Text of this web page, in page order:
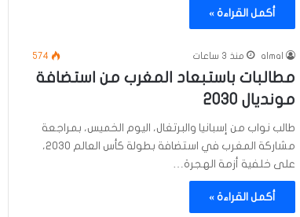
أكمل القراءة »
almal منذ 3 ساعات 574
مطالبات باستبعاد المغرب من استضافة
مونديال 2030
طالب نواب من إسبانيا والبرتغال، اليوم الخميس، بمراجعة
مشاركة المغرب في استضافة بطولة كأس العالم 2030،
على خلفية أزمة الهجرة…
أكمل القراءة »